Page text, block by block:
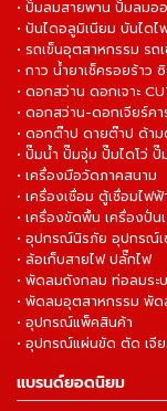
• ปั๊มลมสายพาน ปั๊มลม
• ปันไดอลูมิเนียม บันไดไ
• รถเข็นอุตสาหกรรม รถ
• กาว น้ำยาเช็ครอยร้าว
• ดอกสว่าน ดอกเจาะ
• ดอกสว่าน-ดอกเจียร์คา
• ดอกต๊าป ดายต๊าป ด้าม
• ปั๊มน้ำ ปั๊มจุ่ม ปั๊มไดโว่
• เครื่องมือวัดภาคสนาม
• เครื่องเชื่อม ตู้เชื่อมไฟฟ้
• เครื่องขัดพื้น เครื่องปั่น
• อุปกรณ์นิรภัย อุปกรณ์
• ล้อเก็บสายไฟ ปลั๊กไฟ
• พัดลมถังกลม ท่อลมระ
• พัดลมอุตสาหกรรม พัด
• อุปกรณ์แพ็คสินค้า
• อุปกรณ์แผ่นขัด ตัด เจี
แบรนด์ยอดนิยม